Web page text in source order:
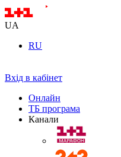
UA
RU
Вхід в кабінет
Онлайн
ТБ програма
Канали